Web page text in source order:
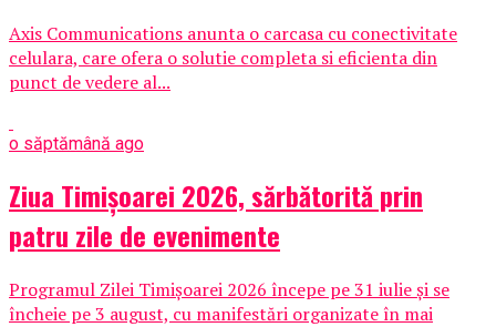
Axis Communications anunta o carcasa cu conectivitate
celulara, care ofera o solutie completa si eficienta din
punct de vedere al...
o săptămână ago
Ziua Timișoarei 2026, sărbătorită prin
patru zile de evenimente
Programul Zilei Timișoarei 2026 începe pe 31 iulie și se
încheie pe 3 august, cu manifestări organizate în mai